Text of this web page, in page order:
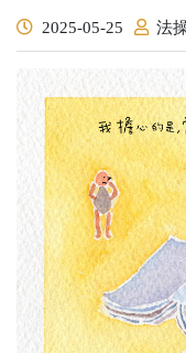
2025-05-25 法